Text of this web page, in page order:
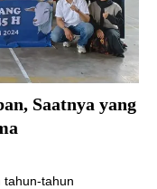
Saatnya yang
tahun-tahun